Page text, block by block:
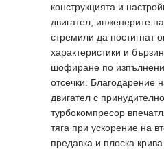
конструкцията и
двигател, инженерите
стремили да постигнат
характеристики и
шофиране по
отсечки. Благодарение
двигател с
турбокомпресор
тяга при ускорение на
предавка и плоска